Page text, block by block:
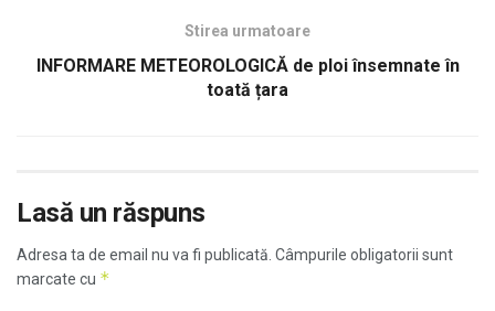
Stirea urmatoare
INFORMARE METEOROLOGICĂ de ploi însemnate în
toată țara
Lasă un răspuns
Adresa ta de email nu va fi publicată. Câmpurile obligatorii sunt
marcate cu *